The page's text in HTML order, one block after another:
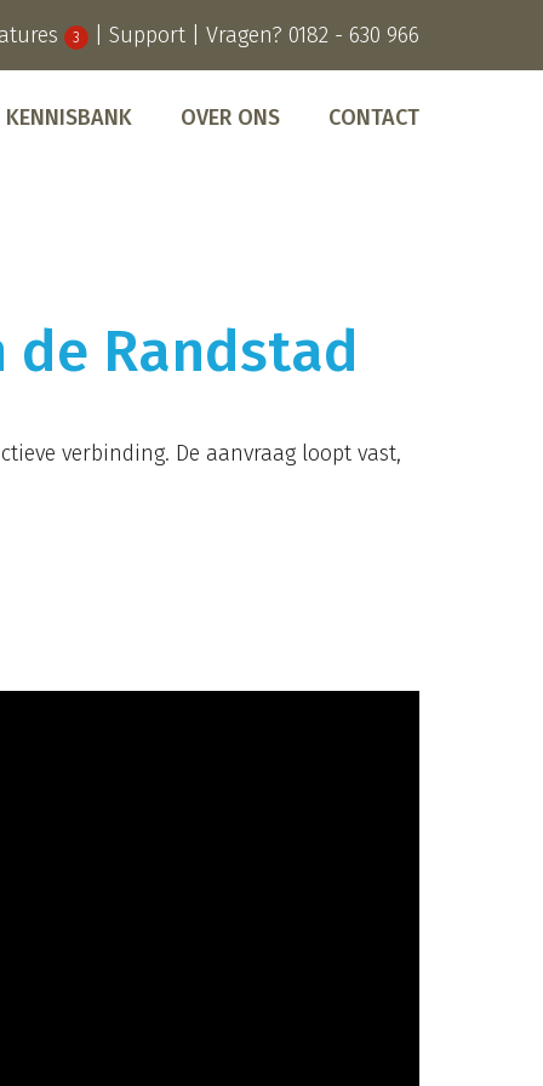
3 Support | Vragen? 0182 - 630 966
KENNISBANK OVER ONS CONTACT
Randstad
verbinding. De aanvraag loopt vast,